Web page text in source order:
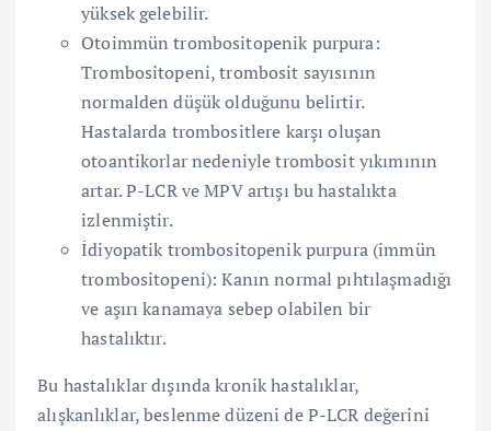
yüksek gelebilir.
Otoimmün trombositopenik purpura:
Trombositopeni, trombosit sayısının
normalden düşük olduğunu belirtir.
Hastalarda trombositlere karşı oluşan
otoantikorlar nedeniyle trombosit yıkımının
artar. P-LCR ve MPV artışı bu hastalıkta
izlenmiştir.
İdiyopatik trombositopenik purpura (immün
trombositopeni): Kanın normal pıhtılaşmadığı
ve aşırı kanamaya sebep olabilen bir
hastalıktır.
Bu hastalıklar dışında kronik hastalıklar,
alışkanlıklar, beslenme düzeni de P-LCR değerini